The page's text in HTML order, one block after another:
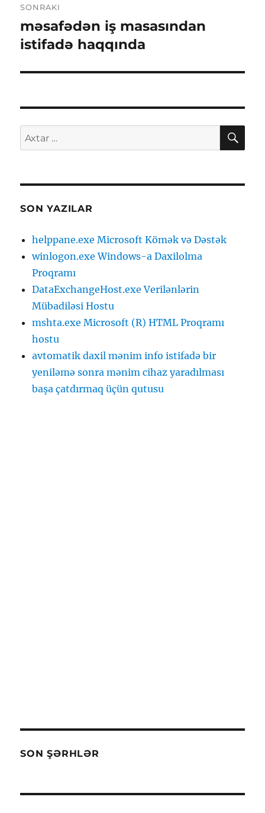
SONRAKI
Sonrakı
yazı:
məsafədən iş masasından
istifadə haqqında
Axtarış:
SON YAZILAR
helppane.exe Microsoft Kömək və Dəstək
winlogon.exe Windows-a Daxilolma
Proqramı
DataExchangeHost.exe Verilənlərin
Mübadiləsi Hostu
mshta.exe Microsoft (R) HTML Proqramı
hostu
avtomatik daxil mənim info istifadə bir
yeniləmə sonra mənim cihaz yaradılması
başa çatdırmaq üçün qutusu
SON ŞƏRHLƏR